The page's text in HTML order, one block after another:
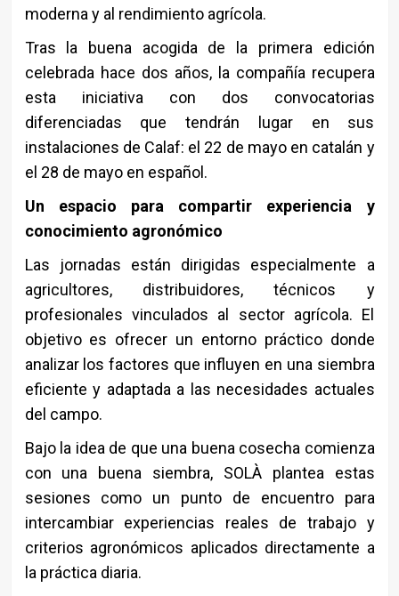
moderna y al rendimiento agrícola.
Tras la buena acogida de la primera edición
celebrada hace dos años, la compañía recupera
esta iniciativa con dos convocatorias
diferenciadas que tendrán lugar en sus
instalaciones de Calaf: el 22 de mayo en catalán y
el 28 de mayo en español.
Un espacio para compartir experiencia y
conocimiento agronómico
Las jornadas están dirigidas especialmente a
agricultores, distribuidores, técnicos y
profesionales vinculados al sector agrícola. El
objetivo es ofrecer un entorno práctico donde
analizar los factores que influyen en una siembra
eficiente y adaptada a las necesidades actuales
del campo.
Bajo la idea de que una buena cosecha comienza
con una buena siembra, SOLÀ plantea estas
sesiones como un punto de encuentro para
intercambiar experiencias reales de trabajo y
criterios agronómicos aplicados directamente a
la práctica diaria.